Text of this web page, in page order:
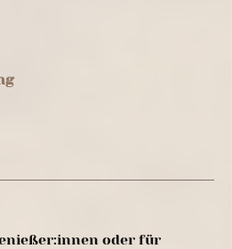
oder für